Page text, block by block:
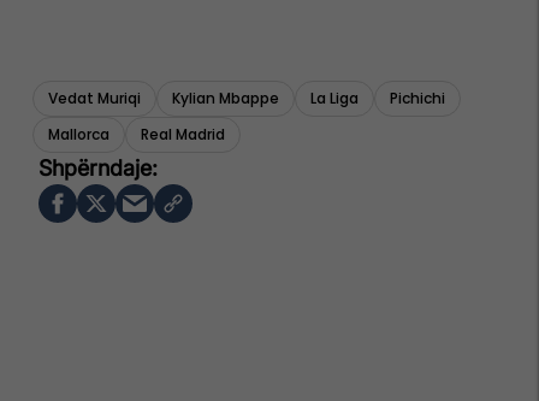
Vedat Muriqi Kylian Mbappe La Liga
Pichichi
Mallorca
Real Madrid